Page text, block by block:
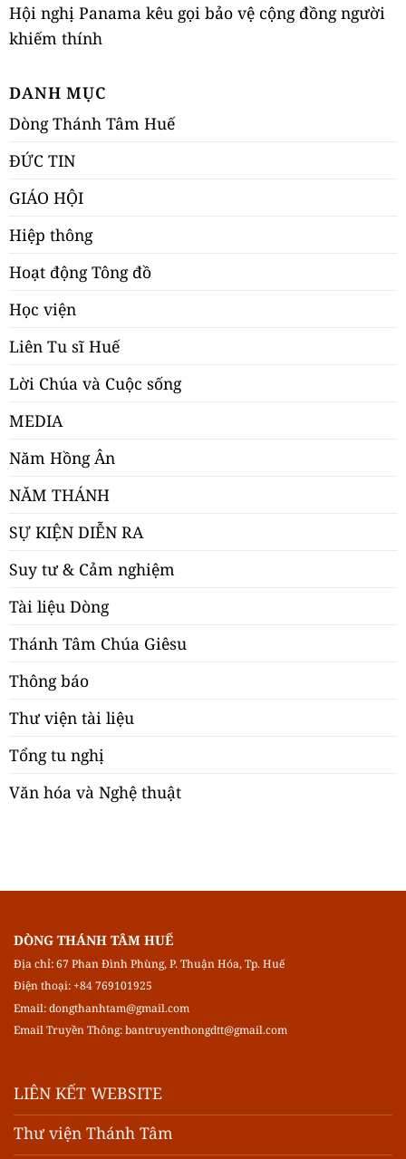
Hội nghị Panama kêu gọi bảo vệ cộng đồng người
khiếm thính
DANH MỤC
Dòng Thánh Tâm Huế
ĐỨC TIN
GIÁO HỘI
Hiệp thông
Hoạt động Tông đồ
Học viện
Liên Tu sĩ Huế
Lời Chúa và Cuộc sống
MEDIA
Năm Hồng Ân
NĂM THÁNH
SỰ KIỆN DIỄN RA
Suy tư & Cảm nghiệm
Tài liệu Dòng
Thánh Tâm Chúa Giêsu
Thông báo
Thư viện tài liệu
Tổng tu nghị
Văn hóa và Nghệ thuật
DÒNG THÁNH TÂM HUẾ
Địa chỉ: 67 Phan Đình Phùng, P. Thuận Hóa, Tp. Huế
Điện thoại: +84 769101925
Email:dongthanhtam@gmail.com
Email Truyền Thông:bantruyenthongdtt@gmail.com
LIÊN KẾT WEBSITE
Thư viện Thánh Tâm